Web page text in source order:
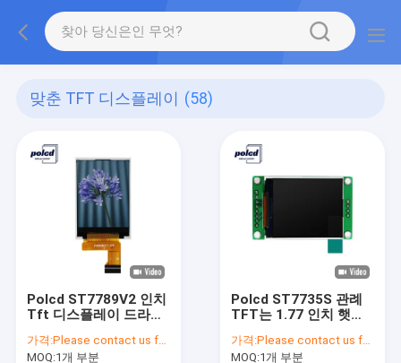
맞춘 TFT 디스플레이 (58)
Polcd ST7789V2 인치
Tft 디스플레이 드라이
패널
가격:Please contact us for latest price
MOQ:1개 부분
Polcd ST7735S 관례
TFT는 1.77 인치 햇빛
시합니다
가격:Please contact us for latest price
MOQ:1개 부분